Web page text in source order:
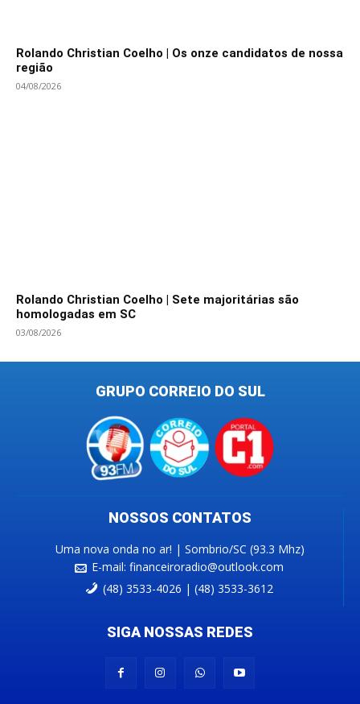
Rolando Christian Coelho | Os onze candidatos de nossa
região
04/08/2026
Rolando Christian Coelho | Sete majoritárias são
homologadas em SC
03/08/2026
GRUPO CORREIO DO SUL
NOSSOS CONTATOS
Uma nova onda no ar! | Sombrio/SC (93.3 Mhz)
E-mail: financeiroradio@outlook.com
(48) 3533-4026 | (48) 3533-3612
SIGA NOSSAS REDES